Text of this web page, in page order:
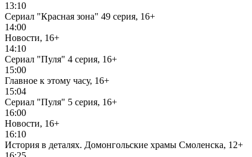
13:10
Сериал "Красная зона" 49 серия, 16+
14:00
Новости, 16+
14:10
Сериал "Пуля" 4 серия, 16+
15:00
Главное к этому часу, 16+
15:04
Сериал "Пуля" 5 серия, 16+
16:00
Новости, 16+
16:10
История в деталях. Домонгольские храмы Смоленска, 12+